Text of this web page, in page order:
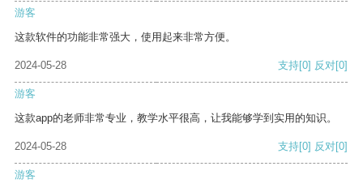
游客
这款软件的功能非常强大，使用起来非常方便。
2024-05-28 支持[0] 反对[0]
游客
这款app的老师非常专业，教学水平很高，让我能够学到实用的知识。
2024-05-28 支持[0] 反对[0]
游客